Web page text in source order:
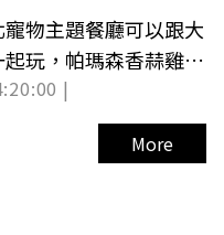
物主題餐廳可以跟大
玩，帕瑪森香蒜雞翅
|
More